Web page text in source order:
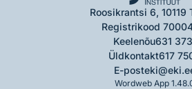
Roosikrantsi 6, 10119
Registrikood
Keelenõu631
Üldkontakt617
E-post
Wordweb App